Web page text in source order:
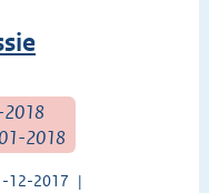
2018
2018
12-2017